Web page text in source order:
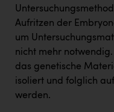
Kärcher
Karin Liedl
KIWI Kinderwunsch
Aufritzen der
um
nicht mehr
das genetische
isoliert und folglich
werden.